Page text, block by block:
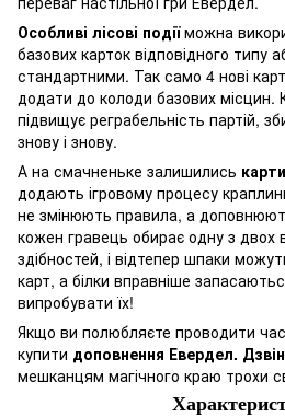
Особливі лісові подіїможна
базових карток відповідного типу
стандартними. Так само 4 нові
додати до колоди базових місцин.
підвищує реграбельність партій,
знову і знову.
А на смачненьке залишились
додають ігровому процесу
не змінюють правила, а
кожен гравець обирає одну з двох
здібностей, і відтепер шпаки
карт, а білки вправніше
випробувати їх!
Якщо ви полюбляєте проводити
купити доповнення Евердел.
мешканцям магічного краю трохи